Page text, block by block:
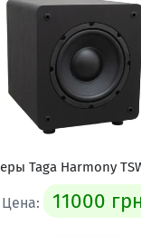
Taga Harmony
Цена: 11000